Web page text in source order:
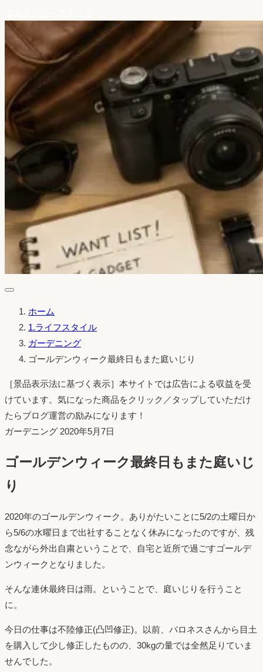
ホーム
1.ライフスタイル
ガーデニング
ゴールデンウィーク最終日もまた庭いじり
［景品表示法に基づく表示］本サイトでは広告による収益を受
けています。気になった商品をクリック／タップしていただけ
たらブログ運営の励みになります！
ガーデニング 投
日：
2020年5月7日
ゴールデンウィーク最終日もまた庭いじ
り
2020年のゴールデンウィーク。ありがたいことに5/2の土曜日か
ら5/6の水曜日まで出社することなく休みになったのですが、残
念ながら外出自粛ということで、自宅と近所で過ごすゴールデ
ンウィークとなりました。
そんな連休最終日は雨。ということで、庭いじりを行うこと
に。
今日の仕事は不陸修正(凸凹修正)。以前、バロネスさんから目土
を購入して少し修正したものの、30kgの量では全然足りていま
せんでした。